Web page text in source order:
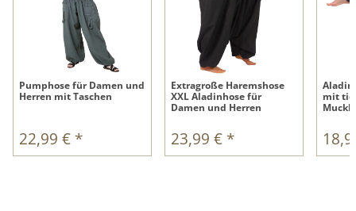
Pumphose für Damen und
Herren mit Taschen
22,99 € *
Extragroße Haremshose
XXL Aladinhose für
Damen und Herren
23,99 € *
mit